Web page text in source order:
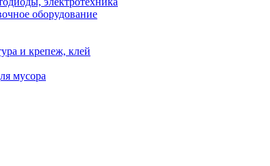
оборудование
и крепеж, клей
мусора